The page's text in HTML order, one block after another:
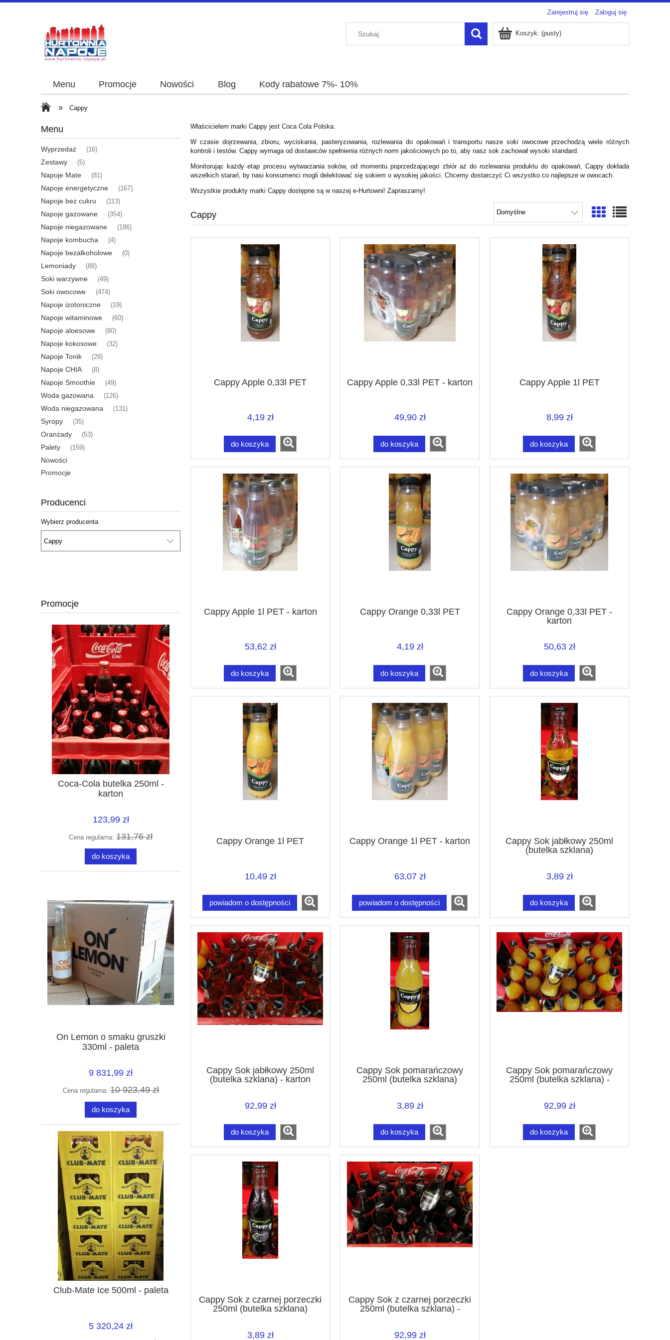
Zarejestruj się Zaloguj się
Koszyk: (pusty)
Menu Promocje Nowości Blog Kody rabatowe 7%- 10%
» Cappy
Menu
Wyprzedaż (16)
Zestawy (5)
Napoje Mate (81)
Napoje energetyczne (167)
Napoje bez cukru (113)
Napoje gazowane (354)
Napoje niegazowane (186)
Napoje kombucha (4)
Napoje bezalkoholowe (0)
Lemoniady (88)
Soki warzywne (49)
Soki owocowe (474)
Napoje izotoniczne (19)
Napoje witaminowe (60)
Napoje aloesowe (80)
Napoje kokosowe (32)
Napoje Tonik (29)
Napoje CHIA (8)
Napoje Smoothie (49)
Woda gazowana (126)
Woda niegazowana (131)
Syropy (35)
Oranżady (53)
Palety (159)
Nowości
Promocje
Producenci
Wybierz producenta
Promocje
Coca-Cola butelka 250ml -
karton
123,99 zł
Cena regularna: 131,76 zł
do koszyka
On Lemon o smaku gruszki
330ml - paleta
9 831,99 zł
Cena regularna:10 923,49 zł
do koszyka
Club-Mate Ice 500ml - paleta
5 320,24 zł
Właścicielem marki Cappy jest Coca Cola Polska.
W czasie dojrzewania, zbioru, wyciskania, pasteryzowania, rozlewania do opakowań i transportu nasze soki owocowe przechodzą wiele różnych
kontroli i testów. Cappy wymaga od dostawców spełnienia różnych norm jakościowych po to, aby nasz sok zachował wysoki standard.
Monitorując każdy etap procesu wytwarzania soków, od momentu poprzedzającego zbiór aż do rozlewania produktu do opakowań, Cappy dokłada
wszelkich starań, by nasi konsumenci mogli delektować się sokiem o wysokiej jakości. Chcemy dostarczyć Ci wszystko co najlepsze w owocach.
Wszystkie produkty marki Cappy dostępne są w naszej e-Hurtowni! Zapraszamy!
Cappy
Cappy Apple 0,33l PET
4,19 zł
do koszyka
Cappy Apple 0,33l PET - karton
49,90 zł
do koszyka
Cappy Apple 1l PET
8,99 zł
do koszyka
Cappy Apple 1l PET - karton
53,62 zł
do koszyka
Cappy Orange 0,33l PET
4,19 zł
do koszyka
Cappy Orange 0,33l PET -
karton
50,63 zł
do koszyka
Cappy Orange 1l PET
10,49 zł
powiadom o dostępności
Cappy Orange 1l PET - karton
63,07 zł
powiadom o dostępności
Cappy Sok jabłkowy 250ml
(butelka szklana)
3,89 zł
do koszyka
Cappy Sok jabłkowy 250ml
(butelka szklana) - karton
92,99 zł
do koszyka
Cappy Sok pomarańczowy
250ml (butelka szklana)
3,89 zł
do koszyka
Cappy Sok pomarańczowy
250ml (butelka szklana) -
92,99 zł
do koszyka
Cappy Sok z czarnej porzeczki
250ml (butelka szklana)
3,89 zł
Cappy Sok z czarnej porzeczki
250ml (butelka szklana) -
92,99 zł